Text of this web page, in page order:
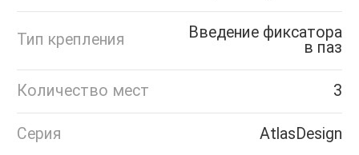
Тип крепления
Введение фиксатора
в паз
Количество мест 3
Серия AtlasDesign